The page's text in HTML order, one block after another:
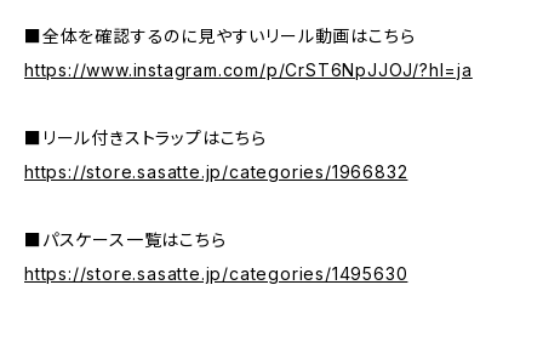
■全体を確認するのに見やすいリール動画はこちら
https://www.instagram.com/p/CrST6NpJJOJ/?hl=ja
■リール付きストラップはこちら
https://store.sasatte.jp/categories/1966832
■パスケース一覧はこちら
https://store.sasatte.jp/categories/1495630